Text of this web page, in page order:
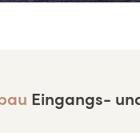
Eingangs-